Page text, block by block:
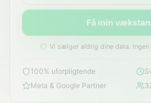
Få min
Vi sælger aldrig dine data.
100% uforpligtende
Meta & Google Partner